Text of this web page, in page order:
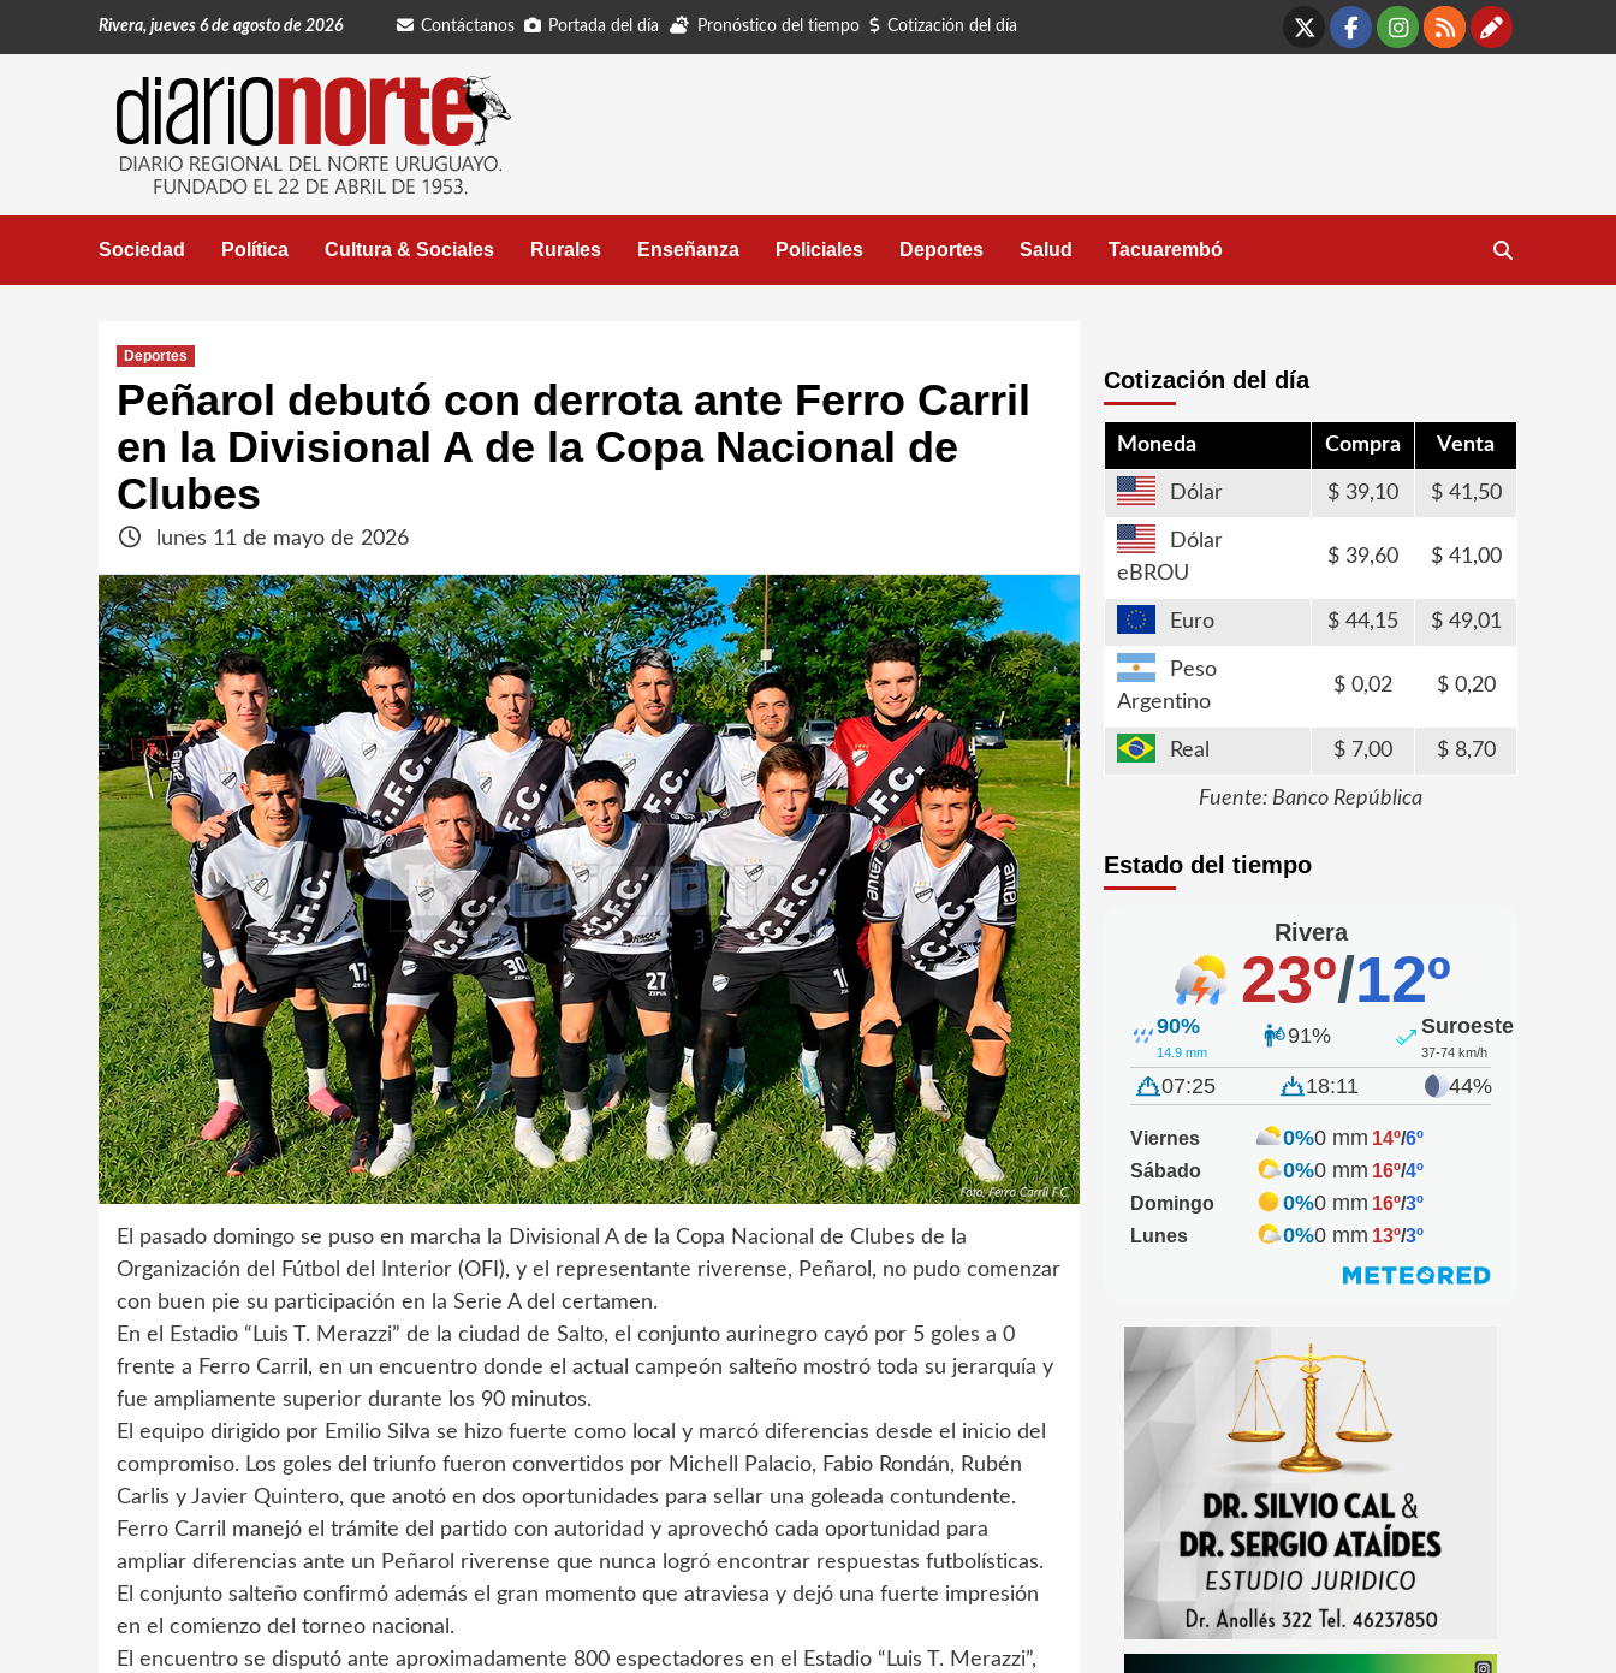
Rivera, jueves 6 de agosto de 2026 Contáctanos Portada del día Pronóstico del tiempo Cotización del día
X Facebook
Instagram
RSS
Sociedad Política Cultura & Sociales Rurales Enseñanza Policiales Deportes Salud Tacuarembó
Deportes
Peñarol debutó con derrota ante Ferro Carril
en la Divisional A de la Copa Nacional de
Clubes
lunes 11 de mayo de 2026
El pasado domingo se puso en marcha la Divisional A de la Copa Nacional de Clubes de la
Organización del Fútbol del Interior (OFI), y el representante riverense, Peñarol, no pudo comenzar
con buen pie su participación en la Serie A del certamen.
En el Estadio “Luis T. Merazzi” de la ciudad de Salto, el conjunto aurinegro cayó por 5 goles a 0
frente a Ferro Carril, en un encuentro donde el actual campeón salteño mostró toda su jerarquía y
fue ampliamente superior durante los 90 minutos.
El equipo dirigido por Emilio Silva se hizo fuerte como local y marcó diferencias desde el inicio del
compromiso. Los goles del triunfo fueron convertidos por Michell Palacio, Fabio Rondán, Rubén
Carlis y Javier Quintero, que anotó en dos oportunidades para sellar una goleada contundente.
Ferro Carril manejó el trámite del partido con autoridad y aprovechó cada oportunidad para
ampliar diferencias ante un Peñarol riverense que nunca logró encontrar respuestas futbolísticas.
El conjunto salteño confirmó además el gran momento que atraviesa y dejó una fuerte impresión
en el comienzo del torneo nacional.
El encuentro se disputó ante aproximadamente 800 espectadores en el Estadio “Luis T. Merazzi”,
Cotización del día
Moneda Compra Venta
Dólar 39,10 41,50
Dólar
eBROU
39,60 41,00
Euro 44,15 49,01
Peso
Argentino
0,02 0,20
Real 7,00 8,70
Fuente: Banco República
Estado del tiempo
Rivera
23º/12º
90%
14.9 mm
91% Suroeste
37-74 km/h
07:25 18:11 44%
Viernes 0%0 mm 14º/6º
Sábado
0%0 mm 16º/4º
Domingo
0%0 mm 16º/3º
Lunes
0%0 mm 13º/3º